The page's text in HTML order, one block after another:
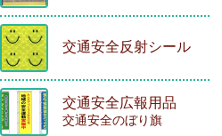
交通安全反射シール
交通安全広報用品
交通安全のぼり旗